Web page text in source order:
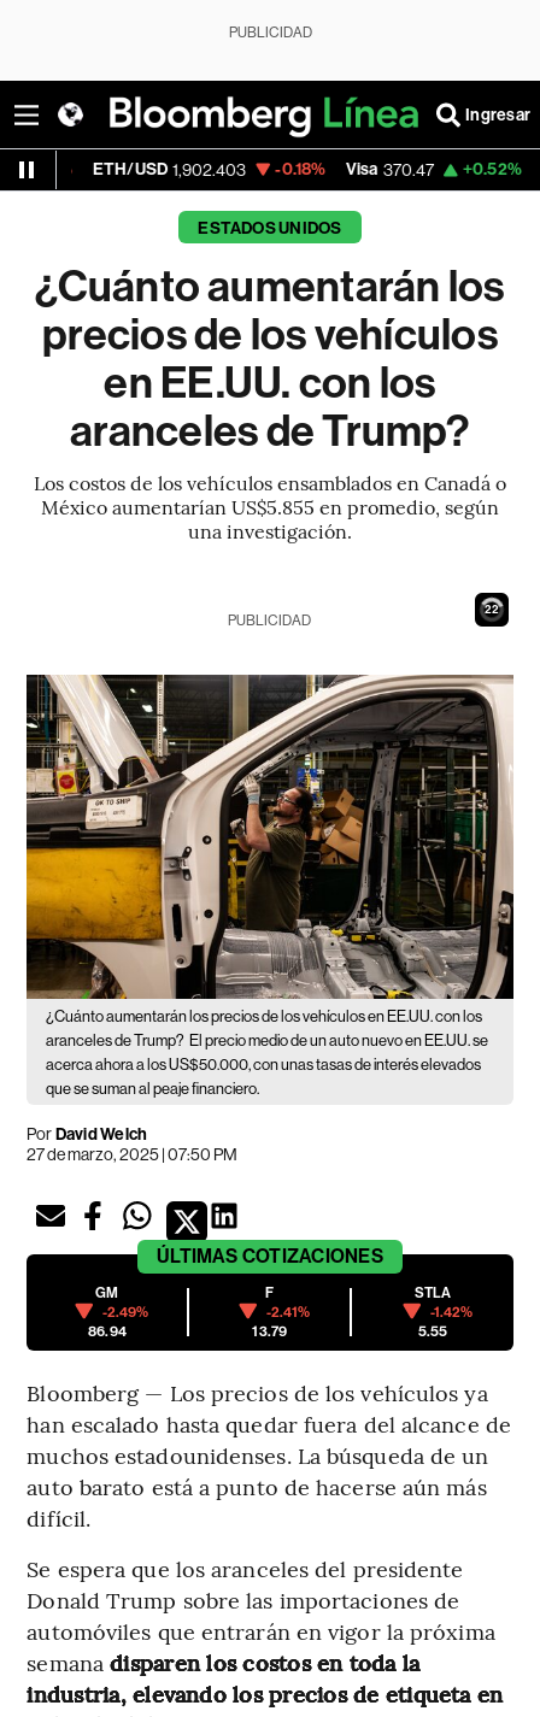
PUBLICIDAD
Ingresar
1,902.403 -0.18% Visa 370.47 +0.52%
ESTADOS UNIDOS
¿Cuánto aumentarán los
precios de los vehículos
en EE.UU. con los
aranceles de Trump?
Los costos de los vehículos ensamblados en Canadá o
México aumentarían US$5.855 en promedio, según
una investigación.
21
PUBLICIDAD
¿Cuánto aumentarán los precios de los vehículos en EE.UU. con los
aranceles de Trump? El precio medio de un auto nuevo en EE.UU. se
acerca ahora a los US$50.000, con unas tasas de interés elevados
que se suman al peaje financiero.
PorDavid Welch
27 de marzo, 2025 | 07:50 PM
ÚLTIMAS COTIZACIONES
GM
-2.49%
86.94
F
-2.41%
13.79
STLA
-1.42%
5.55
Bloomberg — Los precios de los vehículos ya
han escalado hasta quedar fuera del alcance de
muchos estadounidenses. La búsqueda de un
auto barato está a punto de hacerse aún más
difícil.
Se espera que los aranceles del presidente
Donald Trump sobre las importaciones de
automóviles que entrarán en vigor la próxima
semana disparen los costos en toda la
industria, elevando los precios de etiqueta en